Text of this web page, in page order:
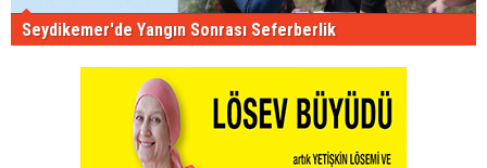
Seydikemer'de Yangın Sonrası Seferberlik